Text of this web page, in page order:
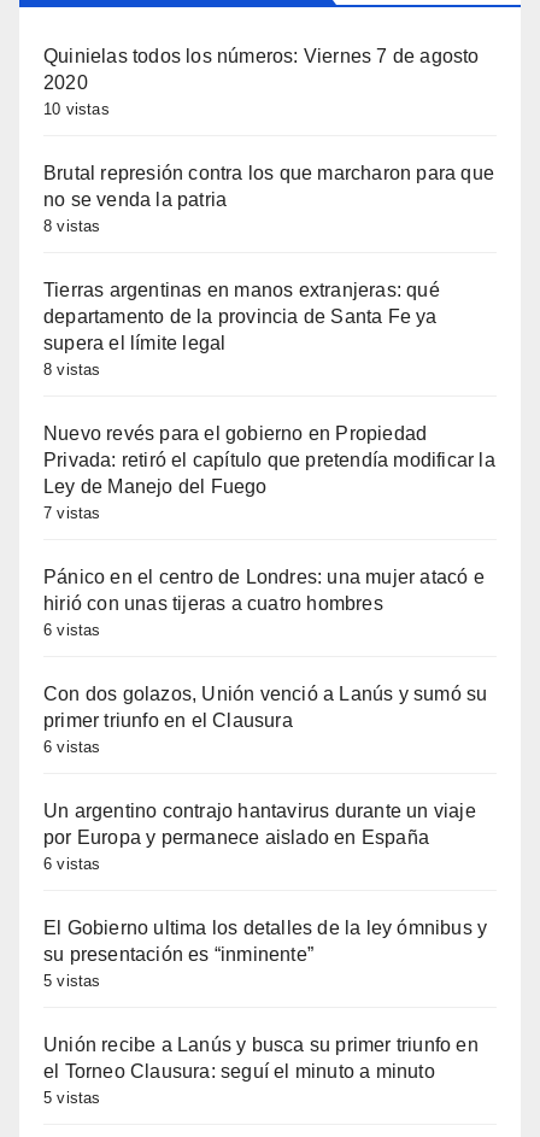
Quinielas todos los números: Viernes 7 de agosto
2020
10 vistas
Brutal represión contra los que marcharon para que
no se venda la patria
8 vistas
Tierras argentinas en manos extranjeras: qué
departamento de la provincia de Santa Fe ya
supera el límite legal
8 vistas
Nuevo revés para el gobierno en Propiedad
Privada: retiró el capítulo que pretendía modificar la
Ley de Manejo del Fuego
7 vistas
Pánico en el centro de Londres: una mujer atacó e
hirió con unas tijeras a cuatro hombres
6 vistas
Con dos golazos, Unión venció a Lanús y sumó su
primer triunfo en el Clausura
6 vistas
Un argentino contrajo hantavirus durante un viaje
por Europa y permanece aislado en España
6 vistas
El Gobierno ultima los detalles de la ley ómnibus y
su presentación es “inminente”
5 vistas
Unión recibe a Lanús y busca su primer triunfo en
el Torneo Clausura: seguí el minuto a minuto
5 vistas